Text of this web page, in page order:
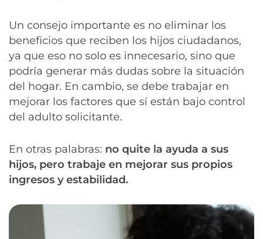
Un consejo importante es no eliminar los
beneficios que reciben los hijos ciudadanos,
ya que eso no solo es innecesario, sino que
podría generar más dudas sobre la situación
del hogar. En cambio, se debe trabajar en
mejorar los factores que sí están bajo control
del adulto solicitante.
En otras palabras: no quite la ayuda a sus
hijos, pero trabaje en mejorar sus propios
ingresos y estabilidad.